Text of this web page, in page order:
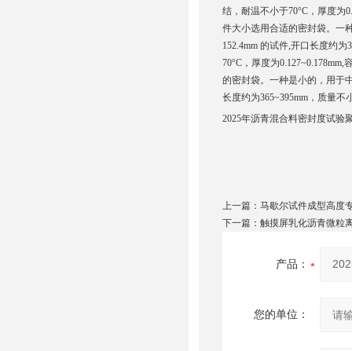
结，耐温不小于70°C，厚度为
件大小选用合适的密封袋。一
152.4mm 的试件,开口长度约
70°C，厚度为
的密封袋。一种是小的，用于
长度约为365~395mm，质量不
2025年沥青混合料密封度试验
上一篇： 马歇尔试件成型高度
下一篇： 触摸屏乳化沥青微粒
产品：
您的单位：